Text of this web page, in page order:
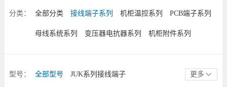
分类： 全部分类 接线端子系列 机柜温控系列 PCB端子系列
母线系统系列 变压器电抗器系列 机柜附件系列
型号： 更多
全部型号 JUK系列接线端子